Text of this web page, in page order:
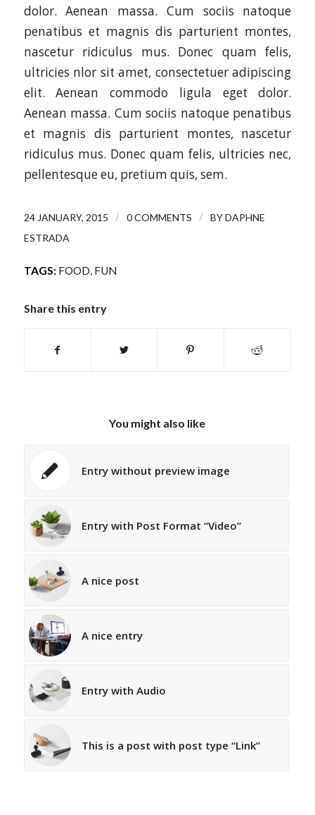
dolor. Aenean massa. Cum sociis natoque
penatibus et magnis dis parturient montes,
nascetur ridiculus mus. Donec quam felis,
ultricies nlor sit amet, consectetuer adipiscing
elit. Aenean commodo ligula eget dolor.
Aenean massa. Cum sociis natoque penatibus
et magnis dis parturient montes, nascetur
ridiculus mus. Donec quam felis, ultricies nec,
pellentesque eu, pretium quis, sem.
24 JANUARY, 2015 / 0 COMMENTS / BYDAPHNE
ESTRADA
TAGS: FOOD, FUN
Share this entry
You might also like
Entry without preview image
Entry with Post Format “Video”
A nice post
A nice entry
Entry with Audio
This is a post with post type “Link”